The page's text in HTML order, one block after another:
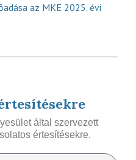
az MKE 2025. évi
által szervezett
értesítésekre.